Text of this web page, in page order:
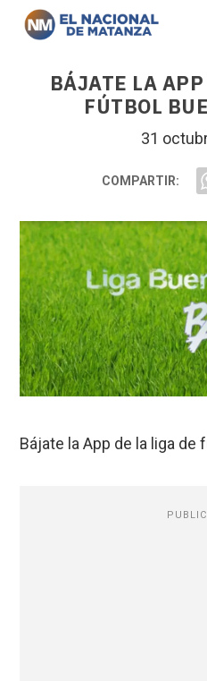
BÁJATE LA
FÚTBOL
31
COMPARTIR:
Bájate la App de la liga de